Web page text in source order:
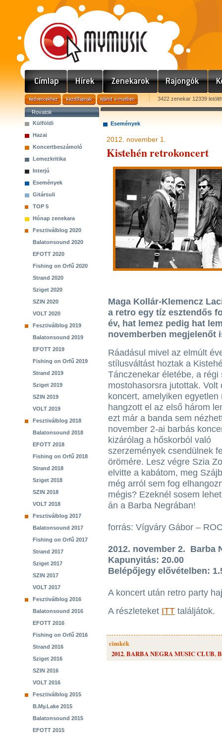
3422 zenekar 12339
Rovatok
Külföldi
Hazai
Koncertbeszámoló
Lemezkritika
Interjú
Események
Gitársuli
TOP 5
Hónap zenekara
Fesztiválblog 2020
Balatonsound 2020
EFOTT 2020
Fishing on Orfű 2020
Strand 2020
Sziget 2020
SZIN 2020
VOLT 2020
Fesztiválblog 2019
Balatonsound 2019
EFOTT 2019
Fishing on Orfű 2019
Strand 2019
Sziget 2019
SZIN 2019
VOLT 2019
Fesztiválblog 2018
Balatonsound 2018
EFOTT 2018
Fishing on Orfű 2018
Strand 2018
Sziget 2018
SZIN 2018
VOLT 2018
Fesztiválblog 2017
Balatonsound 2017
Fishing on Orfű 2017
Strand 2017
Sziget 2017
SZIN 2017
VOLT 2017
Fesztiválblog 2016
Balatonsound 2016
EFOTT 2016
Fishing on Orfű 2016
Strand 2016
Sziget 2016
SZIN 2016
VOLT 2016
Fesztiválblog 2015
B.My.Lake 2015
Balatonsound 2015
EFOTT 2015
Események
2012. november 1.
Kistehén retrokoncert
Maga Kollár-Klemencz
a retro egy tíz esztendős
év, hat lemez pedig hat
novemberben megjelenőt
Ráadásul mivel az elmúlt
stílusváltást hoztak a
Tánczenekar életébe, a régi
mostohasorsra jutottak. Volt
koncert, amelyiken egyetlen
hangzott el az első három
ezt már a banda sem
november 2-ai barbás
kizárólag a hőskorból való
szerzemények csendülnek
örömére. Lesz végre Szia
elvitte a kabátom, meg
még arról sem fog
mégis? Ezeknél sosem
án a Barba Negrában!
forrás: Vígváry Gábor –
2012. november 2. Barba
Kapunyitás: 20.00
Belépőjegy elővételben:
A koncert után retro party
A részleteket ITT találjátok.
cimkék
2012,BARBA NEGRA MUSIC CLUB,